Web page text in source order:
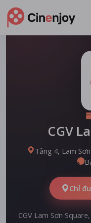
CGV
Tầng 4, Lam
Chỉ
CGV Lam Sơn